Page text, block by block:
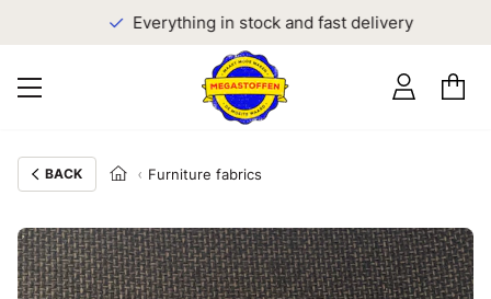
Everything in stock and fast delivery
BACK Furniture fabrics